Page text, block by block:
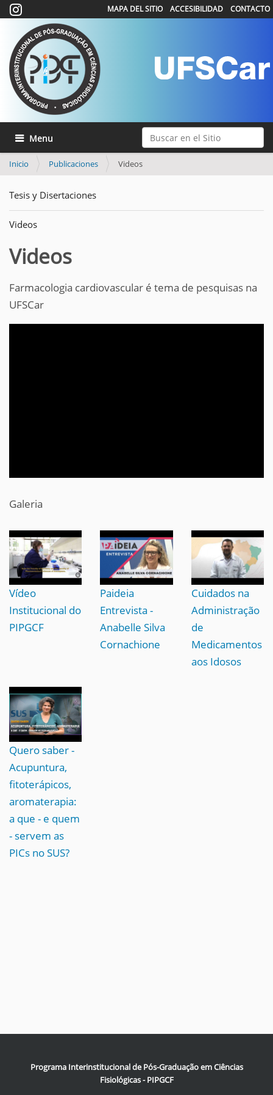
Búsqueda Avanzada…
MAPA DEL SITIO ACCESIBILIDAD CONTACTO
Mostrar/Ocultar navegación
Inicio Publicaciones Videos
Tesis y Disertaciones
Videos
Videos
Farmacologia cardiovascular é tema de pesquisas na
UFSCar
Galeria
Vídeo
Institucional do
PIPGCF
Paideia
Entrevista -
Anabelle Silva
Cornachione
Cuidados na
Administração
de
Medicamentos
aos Idosos
Quero saber -
Acupuntura,
fitoterápicos,
aromaterapia:
a que - e quem
- servem as
PICs no SUS?
Programa Interinstitucional de Pós-Graduação em Ciências
Fisiológicas - PIPGCF